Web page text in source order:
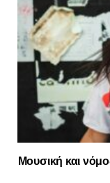
Μουσική και